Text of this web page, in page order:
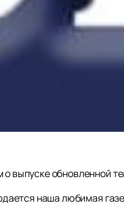
обновленной
наша любимая